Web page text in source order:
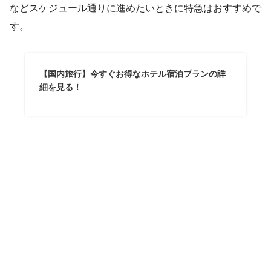
などスケジュール通りに進めたいときに特急はおすすめで
す。
【国内旅行】今すぐお得なホテル宿泊プランの詳
細を見る！